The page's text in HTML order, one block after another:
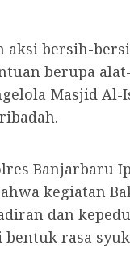
aksi bersih-
berupa
Masjid
Banjarbaru
kegiatan
dan
bentuk rasa